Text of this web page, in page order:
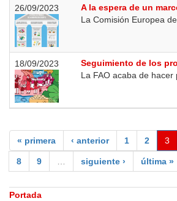
26/09/2023
A la espera de un
La Comisión Europea
18/09/2023
Seguimiento de los
La FAO acaba de
« primera ‹ anterior 1 2 3
8 9 … siguiente › última »
Portada